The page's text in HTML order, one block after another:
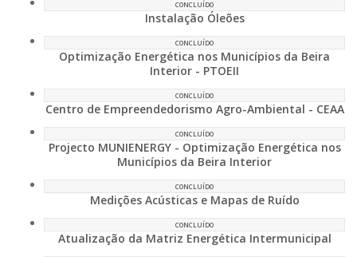
CONCLUÍDO
Instalação Óleões
CONCLUÍDO
Optimização Energética nos Municípios da Beira
Interior - PTOEII
CONCLUÍDO
Centro de Empreendedorismo Agro-Ambiental - CEAA
CONCLUÍDO
Projecto MUNIENERGY - Optimização Energética nos
Municípios da Beira Interior
CONCLUÍDO
Medições Acústicas e Mapas de Ruído
CONCLUÍDO
Atualização da Matriz Energética Intermunicipal